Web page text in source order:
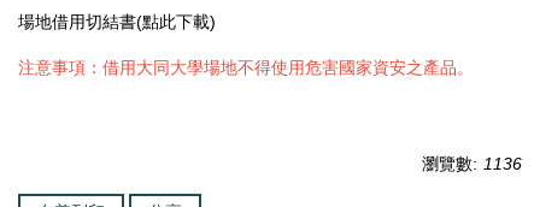
場地借用切結書(點此下載)
注意事項：借用大同大學場地不得使用危害國家資安之產品。
瀏覽數: 1136